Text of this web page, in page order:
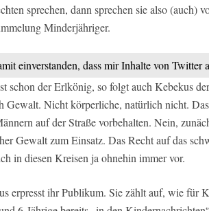
sprechen, dann sprechen sie also (auch)
Minderjähriger.
einverstanden, dass mir Inhalte von Twitter
schon der Erlkönig, so folgt auch Kebekus
Gewalt. Nicht körperliche, natürlich nicht.
auf der Straße vorbehalten. Nein,
Gewalt zum Einsatz. Das Recht auf das
in diesen Kreisen ja ohnehin immer vor.
erpresst ihr Publikum. Sie zählt auf, wie für